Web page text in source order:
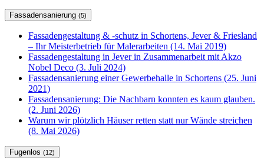
Fassadensanierung (5)
Fassadengestaltung & -schutz in Schortens, Jever & Friesland
– Ihr Meisterbetrieb für Malerarbeiten (14. Mai 2019)
Fassadengestaltung in Jever in Zusammenarbeit mit Akzo
Nobel Deco (3. Juli 2024)
Fassadensanierung einer Gewerbehalle in Schortens (25. Juni
2021)
Fassadensanierung: Die Nachbarn konnten es kaum glauben.
(2. Juni 2026)
Warum wir plötzlich Häuser retten statt nur Wände streichen
(8. Mai 2026)
Fugenlos (12)